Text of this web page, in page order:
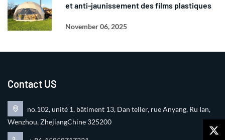
et anti-jaunissement des films plastiques
November 06, 2025
Contact US
no.102, unité 1, bâtiment 13, Dan teller, rue Anyang, Ru Ian,
Wenzhou, ZhejiangChine 325200